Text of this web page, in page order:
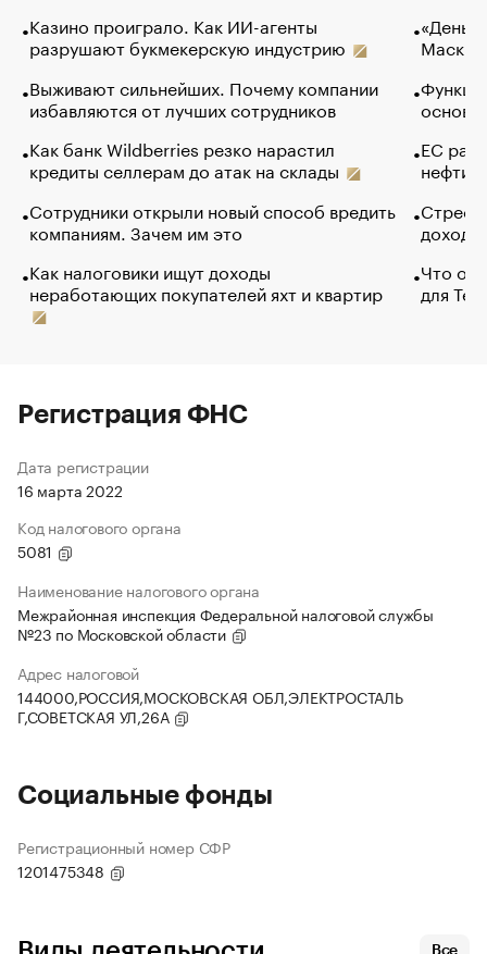
Казино проиграло. Как ИИ-агенты
разрушают букмекерскую индустрию
Выживают сильнейших. Почему компании
избавляются от лучших сотрудников
Как банк Wildberries резко нарастил
кредиты селлерам до атак на склады
Сотрудники открыли новый способ вредить
компаниям. Зачем им это
Как налоговики ищут доходы
неработающих покупателей яхт и квартир
Маск в
основ
ЕС
нефти
Что
для
Регистрация ФНС
Дата регистрации
16 марта 2022
Код налогового органа
5081
Наименование налогового органа
Межрайонная инспекция Федеральной налоговой службы
№23 по Московской области
Адрес налоговой
144000,РОССИЯ,МОСКОВСКАЯ ОБЛ,ЭЛЕКТРОСТАЛЬ
Г,СОВЕТСКАЯ УЛ,26А
Социальные фонды
Регистрационный номер СФР
1201475348